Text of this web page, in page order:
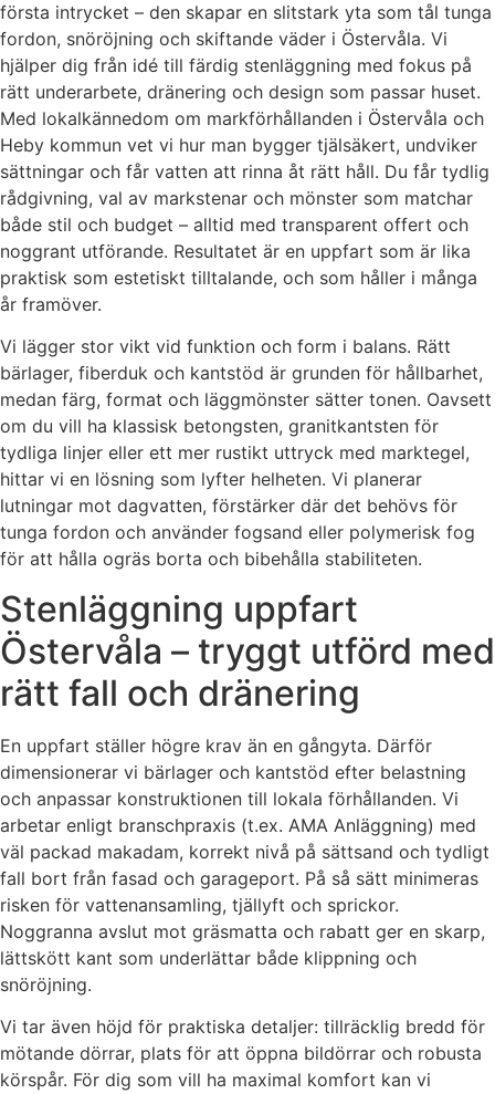
första intrycket – den skapar en slitstark yta som tål tunga
fordon, snöröjning och skiftande väder i Östervåla. Vi
hjälper dig från idé till färdig stenläggning med fokus på
rätt underarbete, dränering och design som passar huset.
Med lokalkännedom om markförhållanden i Östervåla och
Heby kommun vet vi hur man bygger tjälsäkert, undviker
sättningar och får vatten att rinna åt rätt håll. Du får tydlig
rådgivning, val av markstenar och mönster som matchar
både stil och budget – alltid med transparent offert och
noggrant utförande. Resultatet är en uppfart som är lika
praktisk som estetiskt tilltalande, och som håller i många
år framöver.
Vi lägger stor vikt vid funktion och form i balans. Rätt
bärlager, fiberduk och kantstöd är grunden för hållbarhet,
medan färg, format och läggmönster sätter tonen. Oavsett
om du vill ha klassisk betongsten, granitkantsten för
tydliga linjer eller ett mer rustikt uttryck med marktegel,
hittar vi en lösning som lyfter helheten. Vi planerar
lutningar mot dagvatten, förstärker där det behövs för
tunga fordon och använder fogsand eller polymerisk fog
för att hålla ogräs borta och bibehålla stabiliteten.
Stenläggning uppfart
Östervåla – tryggt utförd med
rätt fall och dränering
En uppfart ställer högre krav än en gångyta. Därför
dimensionerar vi bärlager och kantstöd efter belastning
och anpassar konstruktionen till lokala förhållanden. Vi
arbetar enligt branschpraxis (t.ex. AMA Anläggning) med
väl packad makadam, korrekt nivå på sättsand och tydligt
fall bort från fasad och garageport. På så sätt minimeras
risken för vattenansamling, tjällyft och sprickor.
Noggranna avslut mot gräsmatta och rabatt ger en skarp,
lättskött kant som underlättar både klippning och
snöröjning.
Vi tar även höjd för praktiska detaljer: tillräcklig bredd för
mötande dörrar, plats för att öppna bildörrar och robusta
körspår. För dig som vill ha maximal komfort kan vi